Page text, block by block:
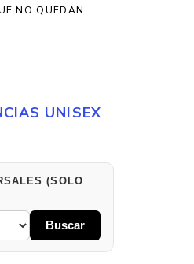
NO QUEDAN
UNISEX
(SOLO
Buscar